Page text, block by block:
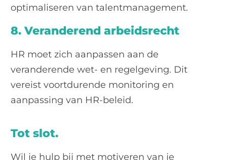
optimaliseren van talentmanagement.
8. Veranderend arbeidsrecht
HR moet zich aanpassen aan de
veranderende wet- en regelgeving. Dit
vereist voortdurende monitoring en
aanpassing van HR-beleid.
Tot slot.
Wil je hulp bij met motiveren van je